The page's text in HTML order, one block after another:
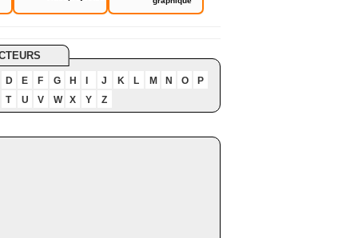
D E F G H J K L M N O
P
T
U V W X Y Z